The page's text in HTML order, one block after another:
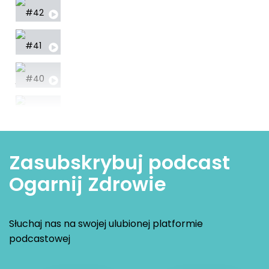
#37 Kolagen - fundament młodości i zdrowia -
#35 Jak pasożyty wpływają na Twoje zdrowie?
Zasubskrybuj podcast
Ogarnij Zdrowie
Słuchaj nas na swojej ulubionej platformie
podcastowej